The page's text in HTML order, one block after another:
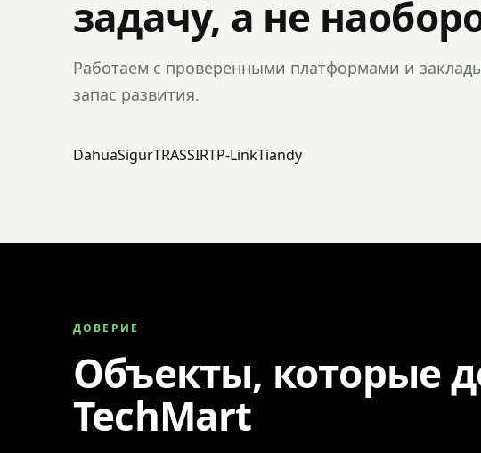
задачу, а не
Работаем с проверенными платформами и
запас развития.
DahuaSigurTRASSIRTP-LinkTiandy
ДОВЕРИЕ
Объекты, которые
TechMart